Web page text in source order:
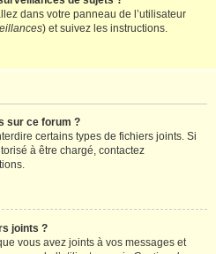
dans votre panneau de l’utilisateur
) et suivez les instructions.
sur ce forum ?
certains types de fichiers joints. Si
à être chargé, contactez
joints ?
vous avez joints à vos messages et